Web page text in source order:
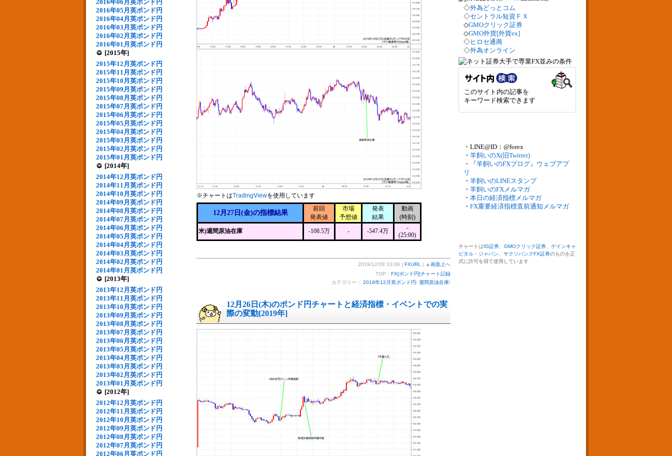
2016年06月英ポンド円
2016年05月英ポンド円
2016年04月英ポンド円
2016年03月英ポンド円
2016年02月英ポンド円
2016年01月英ポンド円
[2015年]
2015年12月英ポンド円
2015年11月英ポンド円
2015年10月英ポンド円
2015年09月英ポンド円
2015年08月英ポンド円
2015年07月英ポンド円
2015年06月英ポンド円
2015年05月英ポンド円
2015年04月英ポンド円
2015年03月英ポンド円
2015年02月英ポンド円
2015年01月英ポンド円
[2014年]
2014年12月英ポンド円
2014年11月英ポンド円
2014年10月英ポンド円
2014年09月英ポンド円
2014年08月英ポンド円
2014年07月英ポンド円
2014年06月英ポンド円
2014年05月英ポンド円
2014年04月英ポンド円
2014年03月英ポンド円
2014年02月英ポンド円
2014年01月英ポンド円
[2013年]
2013年12月英ポンド円
2013年11月英ポンド円
2013年10月英ポンド円
2013年09月英ポンド円
2013年08月英ポンド円
2013年07月英ポンド円
2013年06月英ポンド円
2013年05月英ポンド円
2013年04月英ポンド円
2013年03月英ポンド円
2013年02月英ポンド円
2013年01月英ポンド円
[2012年]
2012年12月英ポンド円
2012年11月英ポンド円
2012年10月英ポンド円
2012年09月英ポンド円
2012年08月英ポンド円
2012年07月英ポンド円
2012年06月英ポンド円
※チャートはTradingViewを使用しています
12月27日(金)の指標結果
前回
発表値
市場
予想値
発表
結果
動画
(時刻)
米)週間原油在庫
-108.5万 - -547.4万
-
(25:00)
2019/12/28 10:06 | FXURL | ▲ 画面上へ
TOP： FX[ポンド円]チャート記録
カテゴリー： 2019年12月英ポンド円/ 週間原油在庫/
12月26日(木)のポンド円チャートと経済指標・イベントでの実
際の変動[2019年]
◇外為どっとコム
◇セントラル短資ＦＸ
◇GMOクリック証券
◇GMO外貨[外貨ex]
◇ヒロセ通商
◇外為オンライン
このサイト内の記事を
キーワード検索できます
・LINE@ID：@forex
・ 羊飼いのX(旧Twitter)
・
『羊飼いのFXブログ』ウェブアプ
リ
・ 羊飼いのLINEスタンプ
・ 羊飼いのFXメルマガ
・ 本日の経済指標メルマガ
・ FX重要経済指標直前通知メルマガ
チャートはIG証券 GMOクリック証券
ゲインキャ
ピタル・ジャパン
サクソバンクFX証券のものを正
式に許可を得て使用しています